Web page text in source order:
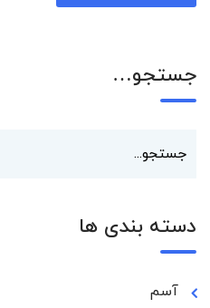
جستجو…
دسته بندی ها
آسم